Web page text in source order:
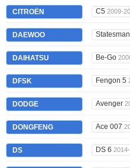
CITROËN C5 2009-
DAEWOO Statesman
DAIHATSU Be-Go
DFSK Fengon 5
DODGE Avenger
DONGFENG Ace 007
DS DS 6